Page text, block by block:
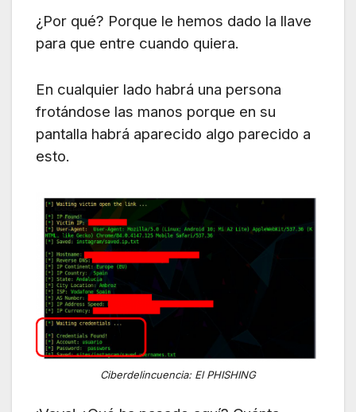
¿Por qué? Porque le hemos dado la llave
para que entre cuando quiera.
En cualquier lado habrá una persona
frotándose las manos porque en su
pantalla habrá aparecido algo parecido a
esto.
Ciberdelincuencia: El PHISHING